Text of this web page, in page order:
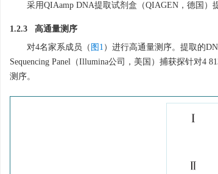
采用QIAamp DNA提取试剂盒（QIAGEN，德国）
1.2.3 高通量测序
对4名家系成员（ 图1）进行高通量测序。提取的
Sequencing Panel（Illumina公司，美国）捕获探针对
测序。